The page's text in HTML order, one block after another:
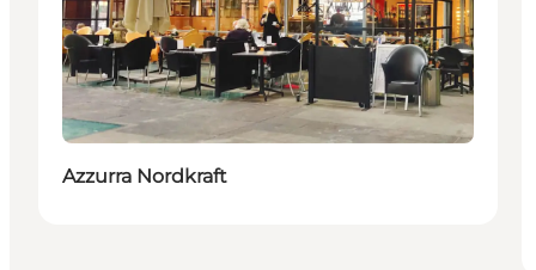
Azzurra Nordkraft